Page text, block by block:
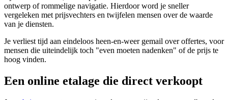
ontwerp of rommelige navigatie. Hierdoor word je sneller
vergeleken met prijsvechters en twijfelen mensen over de waarde
van je diensten.
Je verliest tijd aan eindeloos heen-en-weer gemail over offertes, voor
mensen die uiteindelijk toch "even moeten nadenken" of de prijs te
hoog vinden.
Een online etalage die direct verkoopt